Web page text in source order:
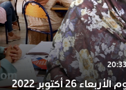
26 أكتوبر 2022